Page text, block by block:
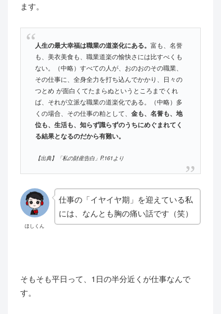
ます。
人生の最大幸福は職業の道楽化にある。 富も、名誉
も、美衣美食も、職業道楽の愉快さには比すべくも
ない。（中略）すべての人が、おのおのその職業、
その仕事に、全身全力を打ち込んでかかり、日々の
つとめ が面白くてたまらぬというところまでくれ
ば、それが立派な職業の道楽化である。（中略）多
くの場合、その仕事の粕として、 金も、名誉も、地
位も、生活も、知らず識らずのうちにめぐまれてく
る結果となるのだから有難い。
【出典】「私の財産告白」P.161より
ほしくん
仕事の「イヤイヤ期」を迎えている私
には、なんとも胸の痛い話です（笑）
そもそも平日って、1日の半分近くが仕事なんで
す。